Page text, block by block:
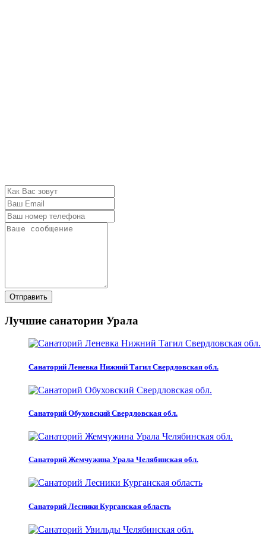
Отправить
Лучшие санатории Урала
Санаторий Леневка Нижний Тагил Свердловская обл.
Санаторий Обуховский Свердловская обл.
Санаторий Жемчужина Урала Челябинская обл.
Санаторий Лесники Курганская область